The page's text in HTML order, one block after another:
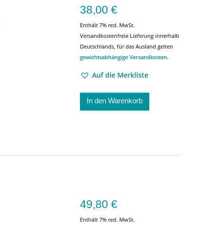
38,00 €
Enthält 7% red. MwSt.
Versandkostenfreie Lieferung innerhalb
Deutschlands, für das Ausland gelten
gewichtsabhängige Versandkosten.
Auf die Merkliste
In den Warenkorb
49,80 €
Enthält 7% red. MwSt.